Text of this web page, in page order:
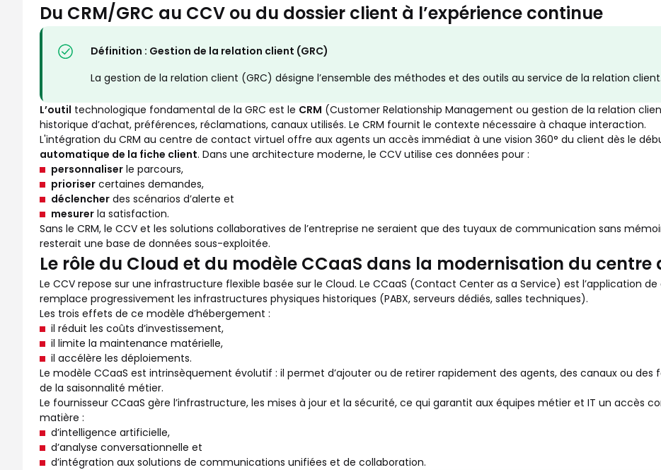
Du CRM/GRC au CCV ou du dossier client à l’expérience continue
Définition : Gestion de la relation client (GRC)
La gestion de la relation client (GRC) désigne l’ensemble des méthodes et des outils au service de la relation client.
L’outil technologique fondamental de la GRC est le CRM (Customer Relationship Management ou gestion de la relation
historique d’achat, préférences, réclamations, canaux utilisés. Le CRM fournit le contexte nécessaire à chaque interaction.
L'intégration du CRM au centre de contact virtuel offre aux agents un accès immédiat à une vision 360° du client dès le
automatique de la fiche client. Dans une architecture moderne, le CCV utilise ces données pour :
personnaliser le parcours,
prioriser certaines demandes,
déclencher des scénarios d’alerte et
mesurer la satisfaction.
Sans le CRM, le CCV et les solutions collaboratives de l’entreprise ne seraient que des tuyaux de communication sans
resterait une base de données sous-exploitée.
Le rôle du Cloud et du modèle CCaaS dans la modernisation du
Le CCV repose sur une infrastructure flexible basée sur le Cloud. Le CCaaS (Contact Center as a Service) est l’application
remplace progressivement les infrastructures physiques historiques (PABX, serveurs dédiés, salles techniques).
Les trois effets de ce modèle d’hébergement :
il réduit les coûts d’investissement,
il limite la maintenance matérielle,
il accélère les déploiements.
Le modèle CCaaS est intrinsèquement évolutif : il permet d’ajouter ou de retirer rapidement des agents, des canaux ou
de la saisonnalité métier.
Le fournisseur CCaaS gère l’infrastructure, les mises à jour et la sécurité, ce qui garantit aux équipes métier et IT un accès
matière :
d’intelligence artificielle,
d’analyse conversationnelle et
d’intégration aux solutions de communications unifiées et de collaboration.